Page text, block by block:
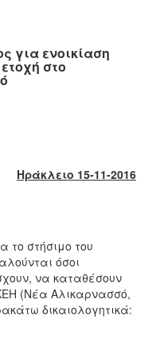
για ενοικίαση
στο
Ηράκλειο 15-11-2016
το στήσιμο του
όσοι
να καταθέσουν
(Νέα Αλικαρνασσό,
δικαιολογητικά: